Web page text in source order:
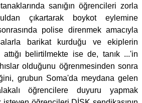
sanığın öğrencileri zorla
çıkartarak boykot eylemine
polise direnmek amacıyla
barikat kurduğu ve ekiplerin
belirtilmekte ise de, tanık ...'in
olduğunu öğrenmesinden sonra
grubun Soma'da meydana gelen
öğrencilere duyuru yapmak